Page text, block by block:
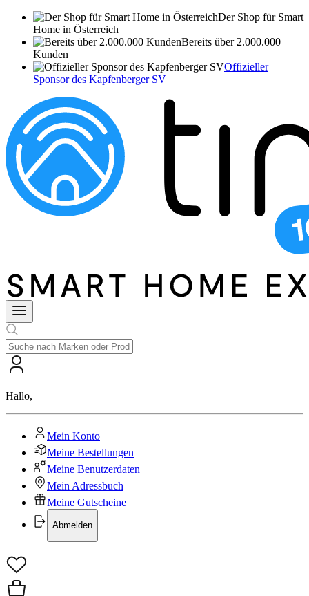
Der Shop für Smart
Home in Österreich
Bereits über 2.000.000
Kunden
Offizieller
Sponsor des Kapfenberger SV
Hallo,
Mein Konto
Meine Bestellungen
Meine Benutzerdaten
Mein Adressbuch
Meine Gutscheine
Abmelden